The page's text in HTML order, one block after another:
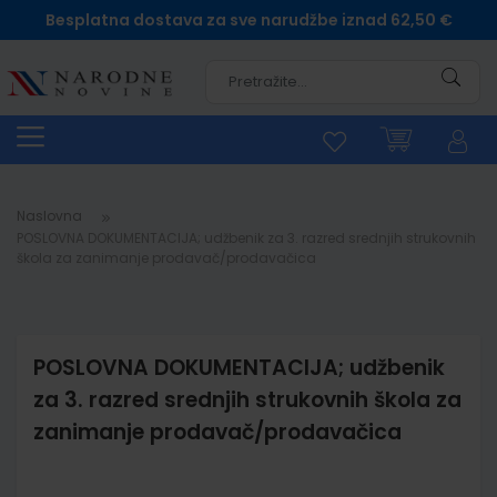
Besplatna dostava za sve narudžbe iznad 62,50 €
Naslovna
POSLOVNA DOKUMENTACIJA; udžbenik
za 3. razred srednjih strukovnih škola za
zanimanje prodavač/prodavačica